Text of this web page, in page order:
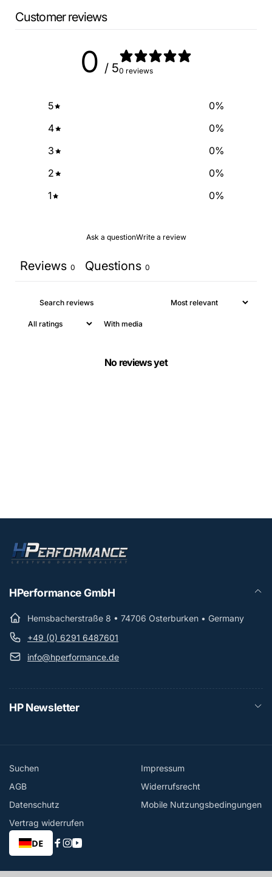
Customer reviews
0 / 50 reviews
5 0%
4
0%
3
0%
2
0%
1
0%
Ask a questionWrite a review
Reviews 0 Questions 0
With media
No reviews yet
HPerformance GmbH
Hemsbacherstraße 8 • 74706 Osterburken • Germany
+49 (0) 6291 6487601
info@hperformance.de
HP Newsletter
Suchen
Impressum
AGB
Widerrufsrecht
Datenschutz
Mobile Nutzungsbedingungen
Vertrag widerrufen
DE
Facebook
Instagram
YouTube